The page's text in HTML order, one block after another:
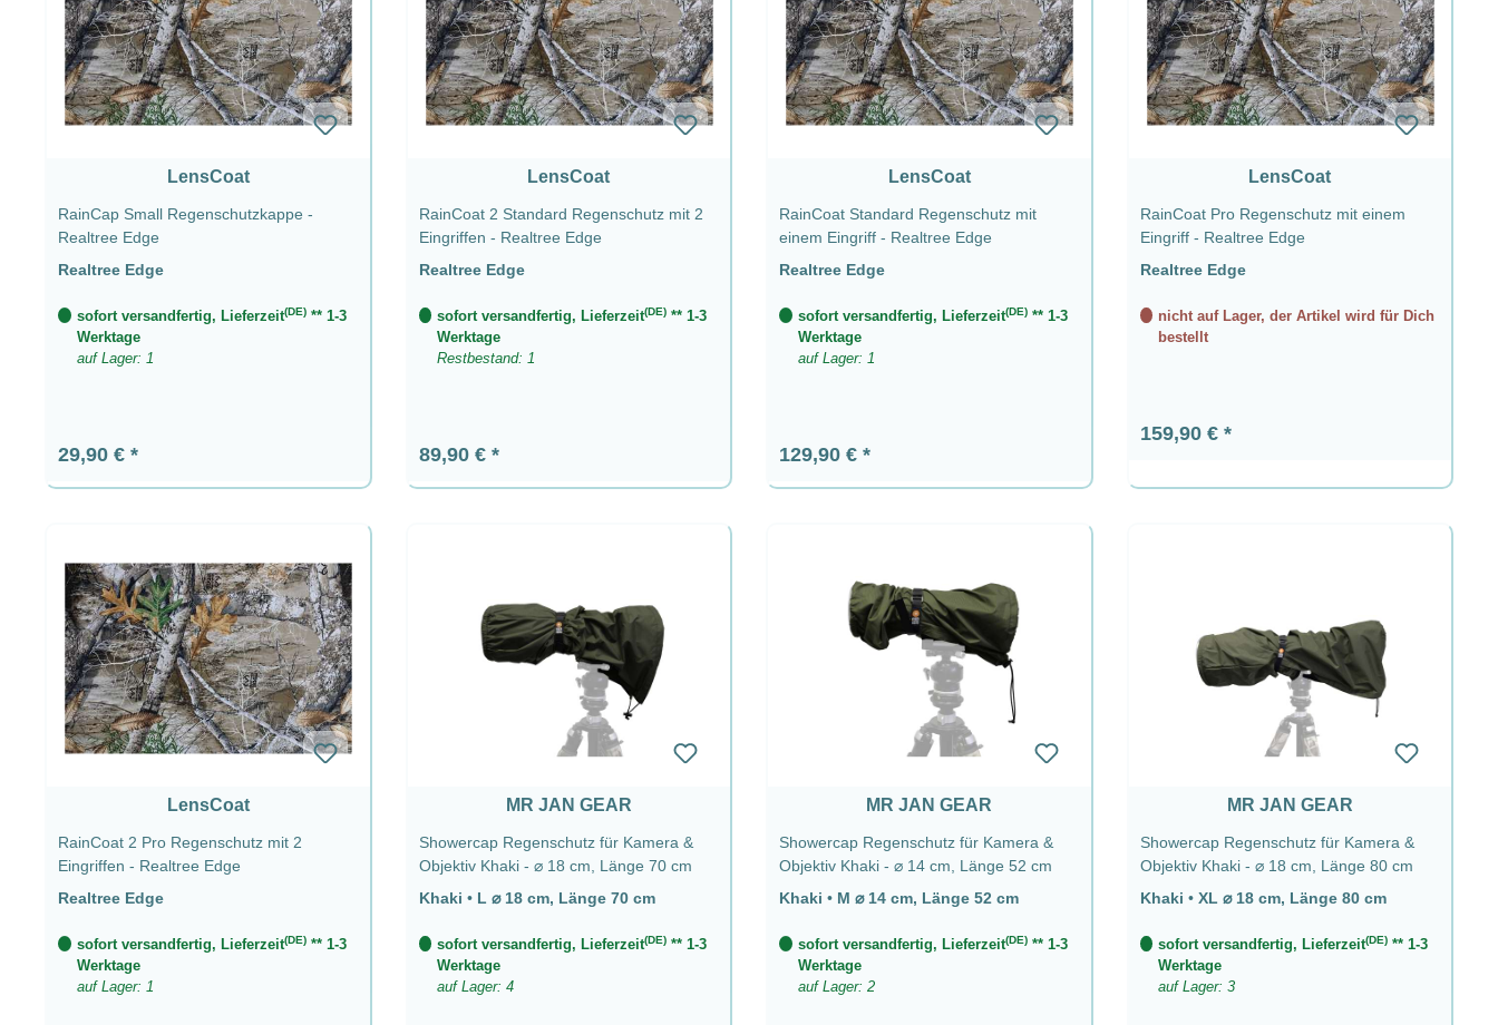
LensCoat
RainCap Small Regenschutzkappe -
Realtree Edge
Realtree Edge
sofort versandfertig, Lieferzeit(DE)** 1-3
Werktage
auf Lager: 1
Regulärer Preis:
29,90 €
LensCoat
RainCoat 2 Standard Regenschutz mit 2
Eingriffen - Realtree Edge
Realtree Edge
sofort versandfertig, Lieferzeit(DE) ** 1-3
Werktage
Restbestand: 1
Regulärer Preis:
89,90 €
LensCoat
RainCoat Standard Regenschutz mit
einem Eingriff - Realtree Edge
Realtree Edge
sofort versandfertig, Lieferzeit(DE)** 1-3
Werktage
auf Lager: 1
Regulärer Preis:
129,90 €
LensCoat
RainCoat Pro Regenschutz mit einem
Eingriff - Realtree Edge
Realtree Edge
nicht auf Lager, der Artikel wird für Dich
bestellt
Regulärer Preis:
159,90 €
LensCoat
RainCoat 2 Pro Regenschutz mit 2
Eingriffen - Realtree Edge
Realtree Edge
sofort versandfertig, Lieferzeit(DE)** 1-3
Werktage
auf Lager: 1
MR JAN GEAR
Showercap Regenschutz für Kamera &
Objektiv Khaki - ⌀ 18 cm, Länge 70 cm
Khaki • L ⌀ 18 cm, Länge 70 cm
sofort versandfertig, Lieferzeit(DE) ** 1-3
Werktage
auf Lager: 4
MR JAN GEAR
Showercap Regenschutz für Kamera &
Objektiv Khaki - ⌀ 14 cm, Länge 52 cm
Khaki • M ⌀ 14 cm, Länge 52 cm
sofort versandfertig, Lieferzeit(DE)** 1-3
Werktage
auf Lager: 2
MR JAN GEAR
Showercap Regenschutz für Kamera &
Objektiv Khaki - ⌀ 18 cm, Länge 80 cm
Khaki • XL ⌀ 18 cm, Länge 80 cm
sofort versandfertig, Lieferzeit(DE) ** 1-3
Werktage
auf Lager: 3